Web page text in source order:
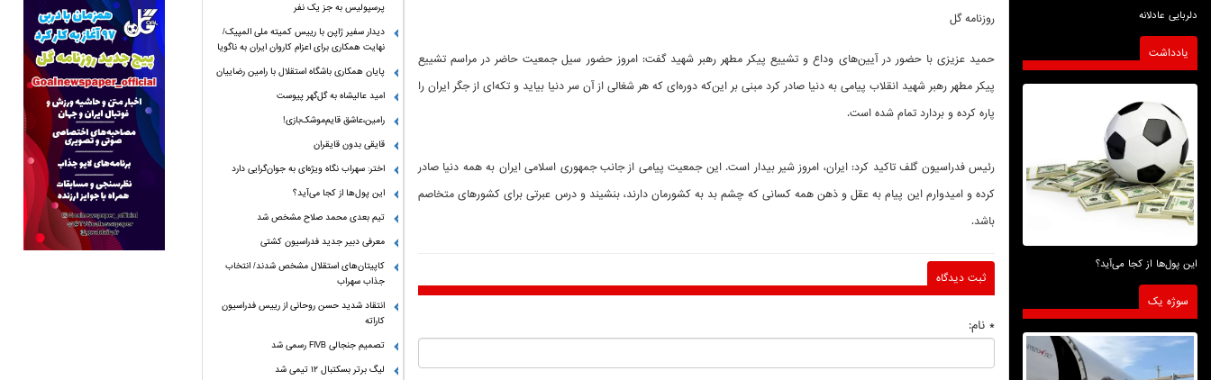
روزنامه گل
حمید عزیزی با حضور در آیین‌های وداع و تشییع پیکر مطهر رهبر شهید گفت: امروز حضور سیل جمعیت حاضر در مراسم تشییع
پیکر مطهر رهبر شهید انقلاب پیامی به دنیا صادر کرد مبنی بر این‌که دوره‌ای که هر شغالی از آن سر دنیا بیاید و تکه‌ای از جگر ایران را
پاره کرده و بردارد تمام شده است.
رئیس فدراسیون گلف تاکید کرد: ایران، امروز شیر بیدار است. این جمعیت پیامی از جانب جمهوری اسلامی ایران به همه دنیا صادر
کرده و امیدوارم این پیام به عقل و ذهن همه کسانی که چشم بد به کشورمان دارند، بنشیند و درس عبرتی برای کشورهای متخاصم
باشد.
ثبت دیدگاه
* نام:
دلربایی عادلانه
یادداشت
این پول‌ها از کجا می‌آید؟
سوژه یک
پرسپولیس به جز یک نفر
دیدار سفیر ژاپن با رییس کمیته ملی المپیک/
نهایت همکاری برای اعزام کاروان ایران به ناگویا
پایان همکاری باشگاه استقلال با رامین رضاییان
امید عالیشاه به گل‌گهر پیوست
رامین،عاشق قایم‌موشک‌بازی!
قایقی بدون قایقران
اختر: سهراب نگاه ویژه‌ای به جوان‌گرایی دارد
این پول‌ها از کجا می‌آید؟
تیم بعدی محمد صلاح مشخص شد
معرفی دبیر جدید فدراسیون کشتی
کاپیتان‌های استقلال مشخص شدند/ انتخاب
جذاب سهراب
انتقاد شدید حسن روحانی از رییس فدراسیون
کاراته
تصمیم جنجالی FIVB رسمی شد
لیگ برتر بسکتبال ۱۲ تیمی شد